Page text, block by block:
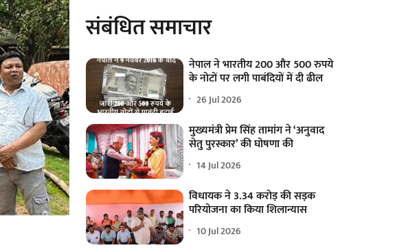
संबंधित समाचार
नेपाल ने भारतीय 200 और 500 रुपये
के नोटों पर लगी पाबंदियों में दी ढील
26 Jul 2026
मुख्यमंत्री प्रेम सिंह तामांग ने ‘अनुवाद
सेतु पुरस्कार’ की घोषणा की
14 Jul 2026
विधायक ने 3.34 करोड़ की सड़क
परियोजना का किया शिलान्यास
10 Jul 2026